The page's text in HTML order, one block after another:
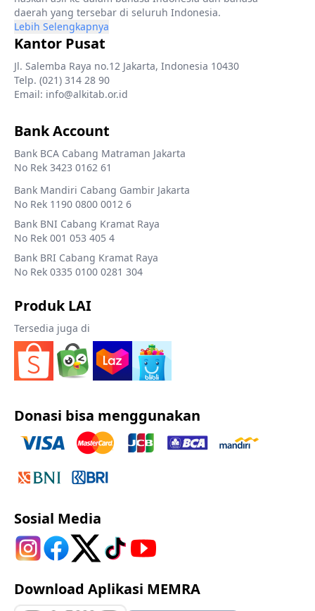
daerah yang tersebar di seluruh Indonesia.
Lebih Selengkapnya
Kantor Pusat
Jl. Salemba Raya no.12 Jakarta, Indonesia 10430
Telp. (021) 314 28 90
Email: info@alkitab.or.id
Bank Account
Bank BCA Cabang Matraman Jakarta
No Rek 3423 0162 61
Bank Mandiri Cabang Gambir Jakarta
No Rek 1190 0800 0012 6
Bank BNI Cabang Kramat Raya
No Rek 001 053 405 4
Bank BRI Cabang Kramat Raya
No Rek 0335 0100 0281 304
Produk LAI
Tersedia juga di
Donasi bisa menggunakan
Sosial Media
Download Aplikasi MEMRA